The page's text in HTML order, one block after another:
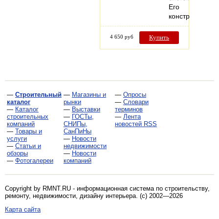
Его
конструкция…
4 650 руб Купить
— Строительный
каталог
— Каталог
строительных
компаний
— Товары и
услуги
— Статьи и
обзоры
— Фотогалереи
— Магазины и
рынки
— Выставки
— ГОСТы,
СНИПы,
СанПиНы
— Новости
недвижимости
— Новости
компаний
— Опросы
— Словари
терминов
— Лента
новостей RSS
Copyright by RMNT.RU - информационная система по строительству,
ремонту, недвижимости, дизайну интерьера. (c) 2002—2026
Карта сайта